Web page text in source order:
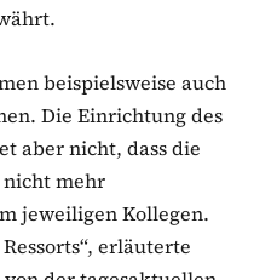
beispielsweise auch
Die Einrichtung des
aber nicht, dass die
nicht mehr
jeweiligen Kollegen.
erläuterte